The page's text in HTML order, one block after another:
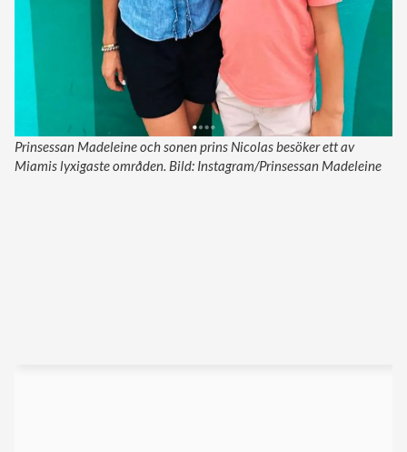
Prinsessan Madeleine och sonen prins Nicolas besöker ett av
Miamis lyxigaste områden. Bild: Instagram/Prinsessan Madeleine